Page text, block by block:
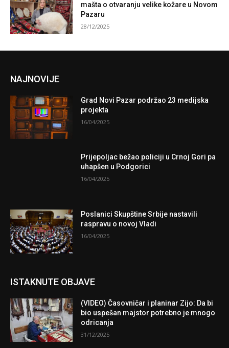
mašta o otvaranju velike kožare u Novom
Pazaru
28/12/2025
NAJNOVIJE
Grad Novi Pazar podržao 23 medijska
projekta
16/04/2025
Prijepoljac bežao policiji u Crnoj Gori pa
uhapšen u Podgorici
16/04/2025
Poslanici Skupštine Srbije nastavili
raspravu o novoj Vladi
16/04/2025
ISTAKNUTE OBJAVE
(VIDEO) Časovničar i planinar Zijo: Da bi
bio uspešan majstor potrebno je mnogo
odricanja
31/12/2025